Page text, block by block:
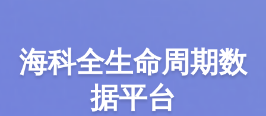
海科全生命周期数
据平台